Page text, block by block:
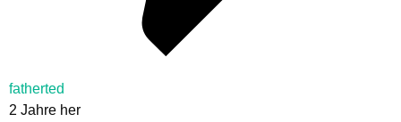
fatherted
2 Jahre her